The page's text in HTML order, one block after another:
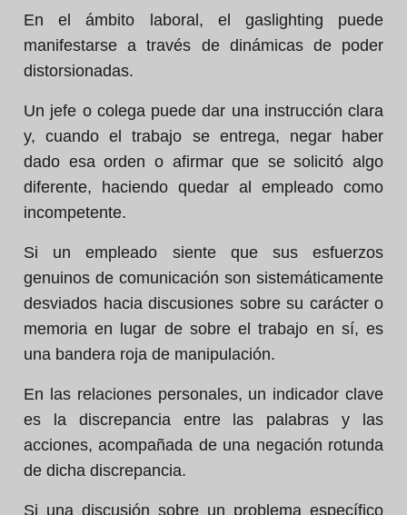
En el ámbito laboral, el gaslighting puede
manifestarse a través de dinámicas de poder
distorsionadas.
Un jefe o colega puede dar una instrucción clara
y, cuando el trabajo se entrega, negar haber
dado esa orden o afirmar que se solicitó algo
diferente, haciendo quedar al empleado como
incompetente.
Si un empleado siente que sus esfuerzos
genuinos de comunicación son sistemáticamente
desviados hacia discusiones sobre su carácter o
memoria en lugar de sobre el trabajo en sí, es
una bandera roja de manipulación.
En las relaciones personales, un indicador clave
es la discrepancia entre las palabras y las
acciones, acompañada de una negación rotunda
de dicha discrepancia.
Si una discusión sobre un problema específico